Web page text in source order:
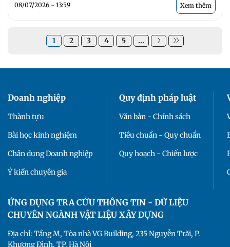
08/07/2026 - 13:59 Xem thêm
1 2 3 4 5 ...
Doanh nghiệp
Thành tựu
Bài học kinh nghiệm
Chân dung Doanh nghiệp
Ý kiến chuyên gia
Quy định pháp luật
Văn bản - Chính sách
Tiêu chuẩn - Quy chuẩn
Quy hoạch - Chiến lược
ỨNG DỤNG TRA CỨU THÔNG TIN - DỮ LIỆU
CHUYÊN NGÀNH VẬT LIỆU XÂY DỰNG
Địa chỉ: Tầng M, Tòa nhà VG Building, 235 Nguyễn Trãi, P.
Khương Đình, TP. Hà Nội